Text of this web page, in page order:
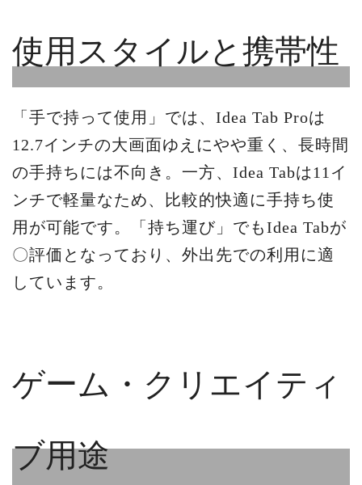
使用スタイルと携帯性
「手で持って使用」では、Idea Tab Proは
12.7インチの大画面ゆえにやや重く、長時間
の手持ちには不向き。一方、Idea Tabは11イ
ンチで軽量なため、比較的快適に手持ち使
用が可能です。「持ち運び」でもIdea Tabが
〇評価となっており、外出先での利用に適
しています。
ゲーム・クリエイティ
ブ用途